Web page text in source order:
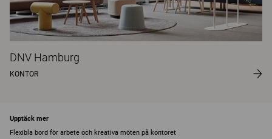
DNV Hamburg
KONTOR
Upptäck mer
Flexibla bord för arbete och kreativa möten på kontoret